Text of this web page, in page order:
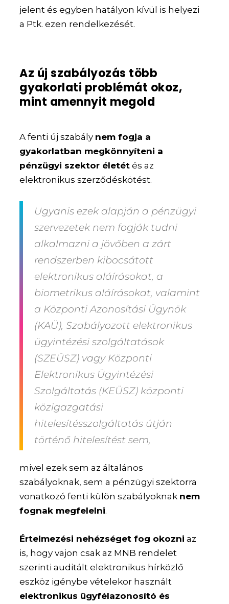
jelent és egyben hatályon kívül is helyezi
a Ptk. ezen rendelkezését.
Az új szabályozás több
gyakorlati problémát okoz,
mint amennyit megold
A fenti új szabály nem fogja a
gyakorlatban megkönnyíteni a
pénzügyi szektor életét és az
elektronikus szerződéskötést.
Ugyanis ezek alapján a pénzügyi
szervezetek nem fogják tudni
alkalmazni a jövőben a zárt
rendszerben kibocsátott
elektronikus aláírásokat, a
biometrikus aláírásokat, valamint
a Központi Azonosítási Ügynök
(KAÜ), Szabályozott elektronikus
ügyintézési szolgáltatások
(SZEÜSZ) vagy Központi
Elektronikus Ügyintézési
Szolgáltatás (KEÜSZ) központi
közigazgatási
hitelesítésszolgáltatás útján
történő hitelesítést sem,
mivel ezek sem az általános
szabályoknak, sem a pénzügyi szektorra
vonatkozó fenti külön szabályoknak nem
fognak megfelelni.
Értelmezési nehézséget fog okozni az
is, hogy vajon csak az MNB rendelet
szerinti auditált elektronikus hírközlő
eszköz igénybe vételekor használt
elektronikus ügyfélazonosító és